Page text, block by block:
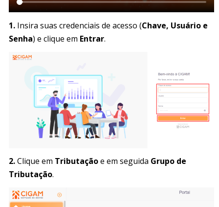
1. Insira suas credenciais de acesso (Chave, Usuário e
Senha) e clique em Entrar.
2.Clique em Tributaçãoe em seguida Grupo de
Tributação.